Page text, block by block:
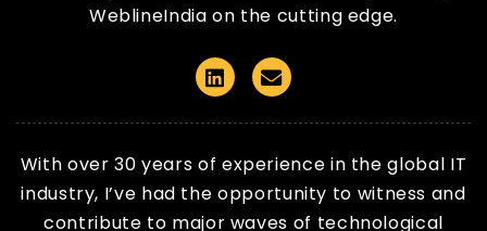
WeblineIndia on the cutting edge.
LinkedinEmail
With over 30 years of experience in the global IT
industry, I’ve had the opportunity to witness and
contribute to major waves of technological